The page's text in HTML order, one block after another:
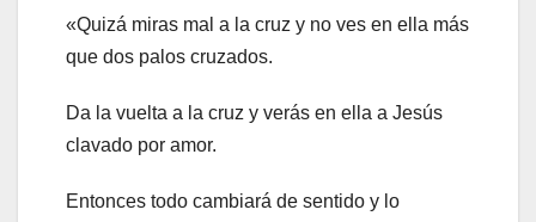
«Quizá miras mal a la cruz y no ves en ella más
que dos palos cruzados.
Da la vuelta a la cruz y verás en ella a Jesús
clavado por amor.
Entonces todo cambiará de sentido y lo